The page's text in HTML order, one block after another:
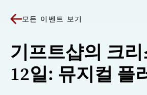
모든 이벤트 보기
기프트샵의 크
12일: 뮤지컬 플